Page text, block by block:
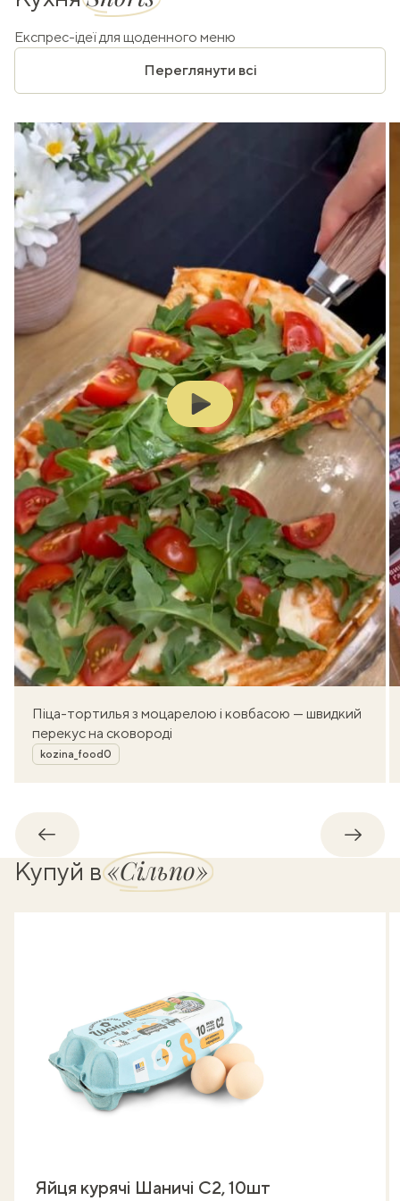
Експрес-ідеї для щоденного меню
Переглянути всі
Play
Піца-тортилья з моцарелою і ковбасою — швидкий
перекус на сковороді
Автор
kozina_food0
Назад
Купуй в«Сільпо»
Яйця курячі Шаничі C2, 10шт